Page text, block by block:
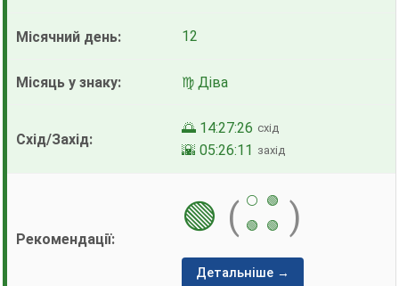
12
♍ Діва
🌅 14:27:26 схід
🌇 05:26:11 захід
🟢 ( ⚪
🟢
🟢
🟢 )
Детальніше →